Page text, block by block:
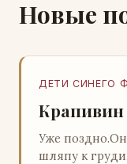
Новые
ДЕТИ СИНЕГО
Крапивин
Уже
шляпу к